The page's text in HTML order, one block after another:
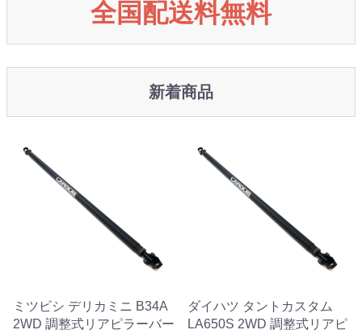
全国配送料無料
新着商品
ミツビシ デリカミニ B34A
2WD 調整式リアピラーバー
ダイハツ タントカスタム
LA650S 2WD 調整式リアピ